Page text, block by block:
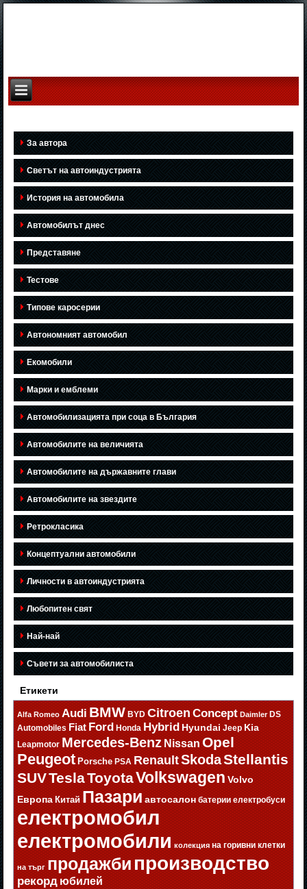
За автора
Светът на автоиндустрията
История на автомобила
Автомобилът днес
Представяне
Тестове
Типове каросерии
Автономният автомобил
Екомобили
Марки и емблеми
Автомобилизацията при соца в България
Автомобилите на величията
Автомобилите на държавните глави
Автомобилите на звездите
Ретрокласика
Концептуални автомобили
Личности в автоиндустрията
Любопитен свят
Най-най
Съвети за автомобилиста
Етикети
Alfa Romeo Audi BMW BYD Citroen Concept Daimler DS
Automobiles Fiat Ford Honda Hybrid Hyundai Jeep Kia
Leapmotor Mercedes-Benz Nissan Opel
Peugeot Porsche PSA RenaultSkodaStellantis
SUVTeslaToyotaVolkswagen Volvo
Европа Китай Пазари автосалон батерии електробуси
електромобил
електромобили колекция на горивни клетки
на търг продажбипроизводство
рекорд юбилей